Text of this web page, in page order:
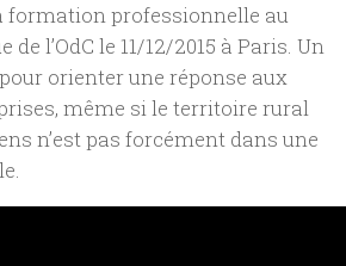
formation professionnelle au
de l’OdC le 11/12/2015 à Paris. Un
orienter une réponse aux
même si le territoire rural
n’est pas forcément dans une